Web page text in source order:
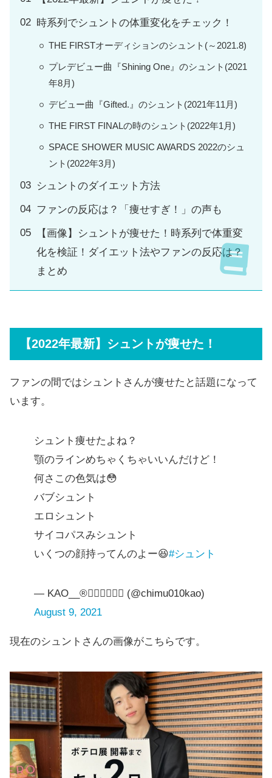
時系列でシュントの体重変化をチェック！
THE FIRSTオーディションのシュント(～2021.8)
プレデビュー曲『Shining One』のシュント(2021
年8月)
デビュー曲『Gifted.』のシュント(2021年11月)
THE FIRST FINALの時のシュント(2022年1月)
SPACE SHOWER MUSIC AWARDS 2022のシュ
ント(2022年3月)
シュントのダイエット方法
ファンの反応は？「痩せすぎ！」の声も
【画像】シュントが痩せた！時系列で体重変
化を検証！ダイエット法やファンの反応は？
まとめ
【2022年最新】シュントが痩せた！
ファンの間ではシュントさんが痩せたと話題になって
います。
シュント痩せたよね？
顎のラインめちゃくちゃいいんだけど！
何さこの色気は😳
バブシュント
エロシュント
サイコパスみシュント
いくつの顔持ってんのよー😆#シュント
— KAO__®︎❤️‍🔥❤️‍🔥❤️‍🔥 (@chimu010kao)
August 9, 2021
現在のシュントさんの画像がこちらです。